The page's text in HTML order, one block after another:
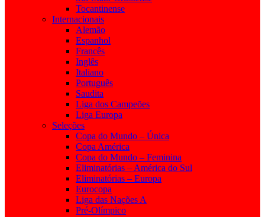
Tocantinense
Internacionais
Alemão
Espanhol
Francês
Inglês
Italiano
Português
Saudita
Liga dos Campeões
Liga Europa
Seleções
Copa do Mundo – Única
Copa América
Copa do Mundo – Feminina
Eliminatórias – América do Sul
Eliminatórias – Europa
Eurocopa
Liga das Nações A
Pré-Olímpico